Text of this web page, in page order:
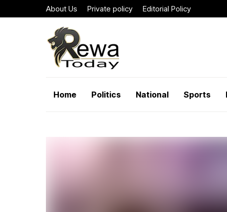
About Us Private policy Editorial Policy
Home Politics National Sports